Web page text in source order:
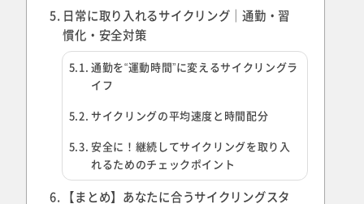
日常に取り入れるサイクリング｜通勤・習
慣化・安全対策
通勤を“運動時間”に変えるサイクリングラ
イフ
サイクリングの平均速度と時間配分
安全に！継続してサイクリングを取り入
れるためのチェックポイント
【まとめ】あなたに合うサイクリングスタ